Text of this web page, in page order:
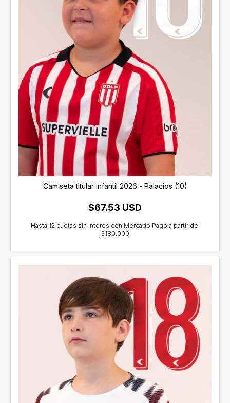
Camiseta titular infantil 2026 - Palacios (10)
$67.53 USD